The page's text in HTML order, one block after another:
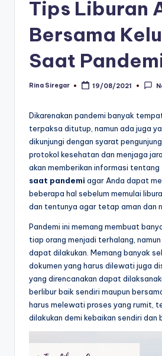
Tips Liburan
Bersama
Saat
Posted
Rina Siregar 19/08/2021
Dikarenakan pandemi banyak
terpaksa ditutup, namun ada juga
dikunjungi dengan syarat
protokol kesehatan dan menjaga
akan memberikan informasi tentang
saat pandemi agar Anda dapat
beberapa hal sebelum memulai
dan tentunya agar tetap aman dan
Pandemi ini memang membuat
tiap orang menjadi terhalang,
dapat dilakukan. Memang banyak
dokumen yang harus dilewati juga
yang direncanakan dapat
berlibur baik sendiri maupun
harus melewati proses yang rumit,
dilakukan demi kebaikan sendiri dan